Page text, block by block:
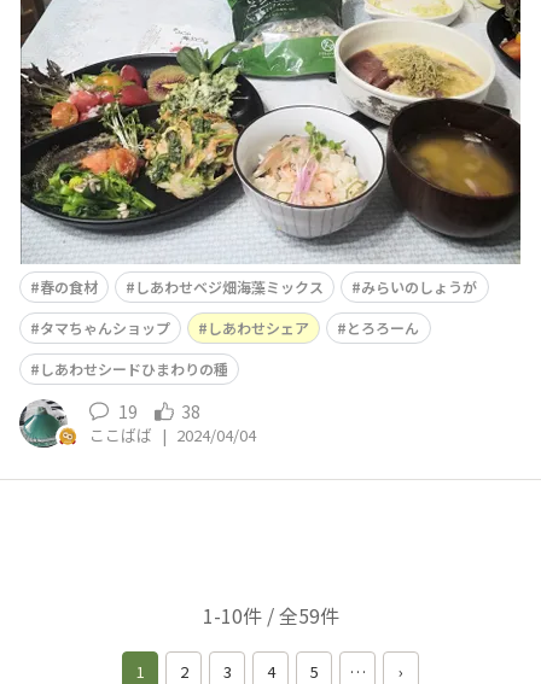
あわせベジ畑海藻ミックス 一握り 作り方材料をお釜に
すべて入れてスイッチ🔛 桜えびの香りがなんとも言えな
い美味しさです✨🦐✨
春の食材 しあわせベジ畑海藻ミックス
みらいのしょうが
タマちゃんショップ
しあわせシェア
とろろーん
しあわせシードひまわりの種
19 38
ここばば | 2024/04/04
1-10件 / 全59件
1 2 3 4 5 … ›